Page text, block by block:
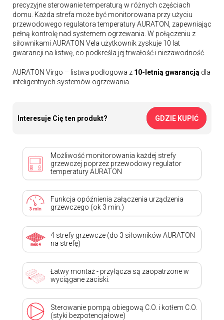
precyzyjne sterowanie temperaturą w różnych częściach
domu. Każda strefa może być monitorowana przy użyciu
przewodowego regulatora temperatury AURATON, zapewniając
pełną kontrolę nad systemem ogrzewania. W połączeniu z
siłownikami AURATON Vela użytkownik zyskuje 10 lat
gwarancji na listwę, co podkreśla jej trwałość i niezawodność.
AURATON Virgo – listwa podłogowa z 10-letnią gwarancją dla
inteligentnych systemów ogrzewania.
Interesuje Cię ten produkt? GDZIE KUPIĆ
Możliwość monitorowania każdej strefy
grzewczej poprzez przewodowy regulator
temperatury AURATON
Funkcja opóźnienia załączenia urządzenia
grzewczego (ok 3 min.)
4 strefy grzewcze (do 3 siłowników AURATON
na strefę)
Łatwy montaż - przyłącza są zaopatrzone w
wyciągane zaciski.
Sterowanie pompą obiegową C.O. i kotłem C.O.
(styki bezpotencjałowe)